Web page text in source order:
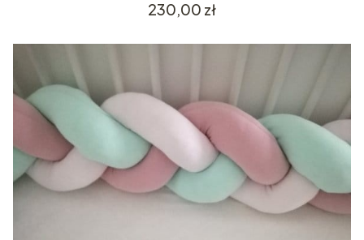
Cena
230,00 zł